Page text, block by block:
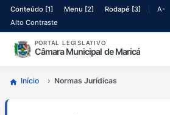
Ir para o conteúdo principal
Ir para o menu principal
Conteúdo [1] Menu [2] Rodapé [3] A-
Alto Contraste
PORTAL LEGISLATIVO
Câmara Municipal de Maricá
home Início Normas Jurídicas